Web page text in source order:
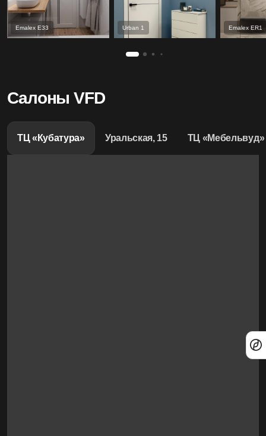
Emalex Е33 Urban 1 Emalex ER1
Салоны VFD
ТЦ «Кубатура» Уральская, 15 ТЦ «Мебельвуд»